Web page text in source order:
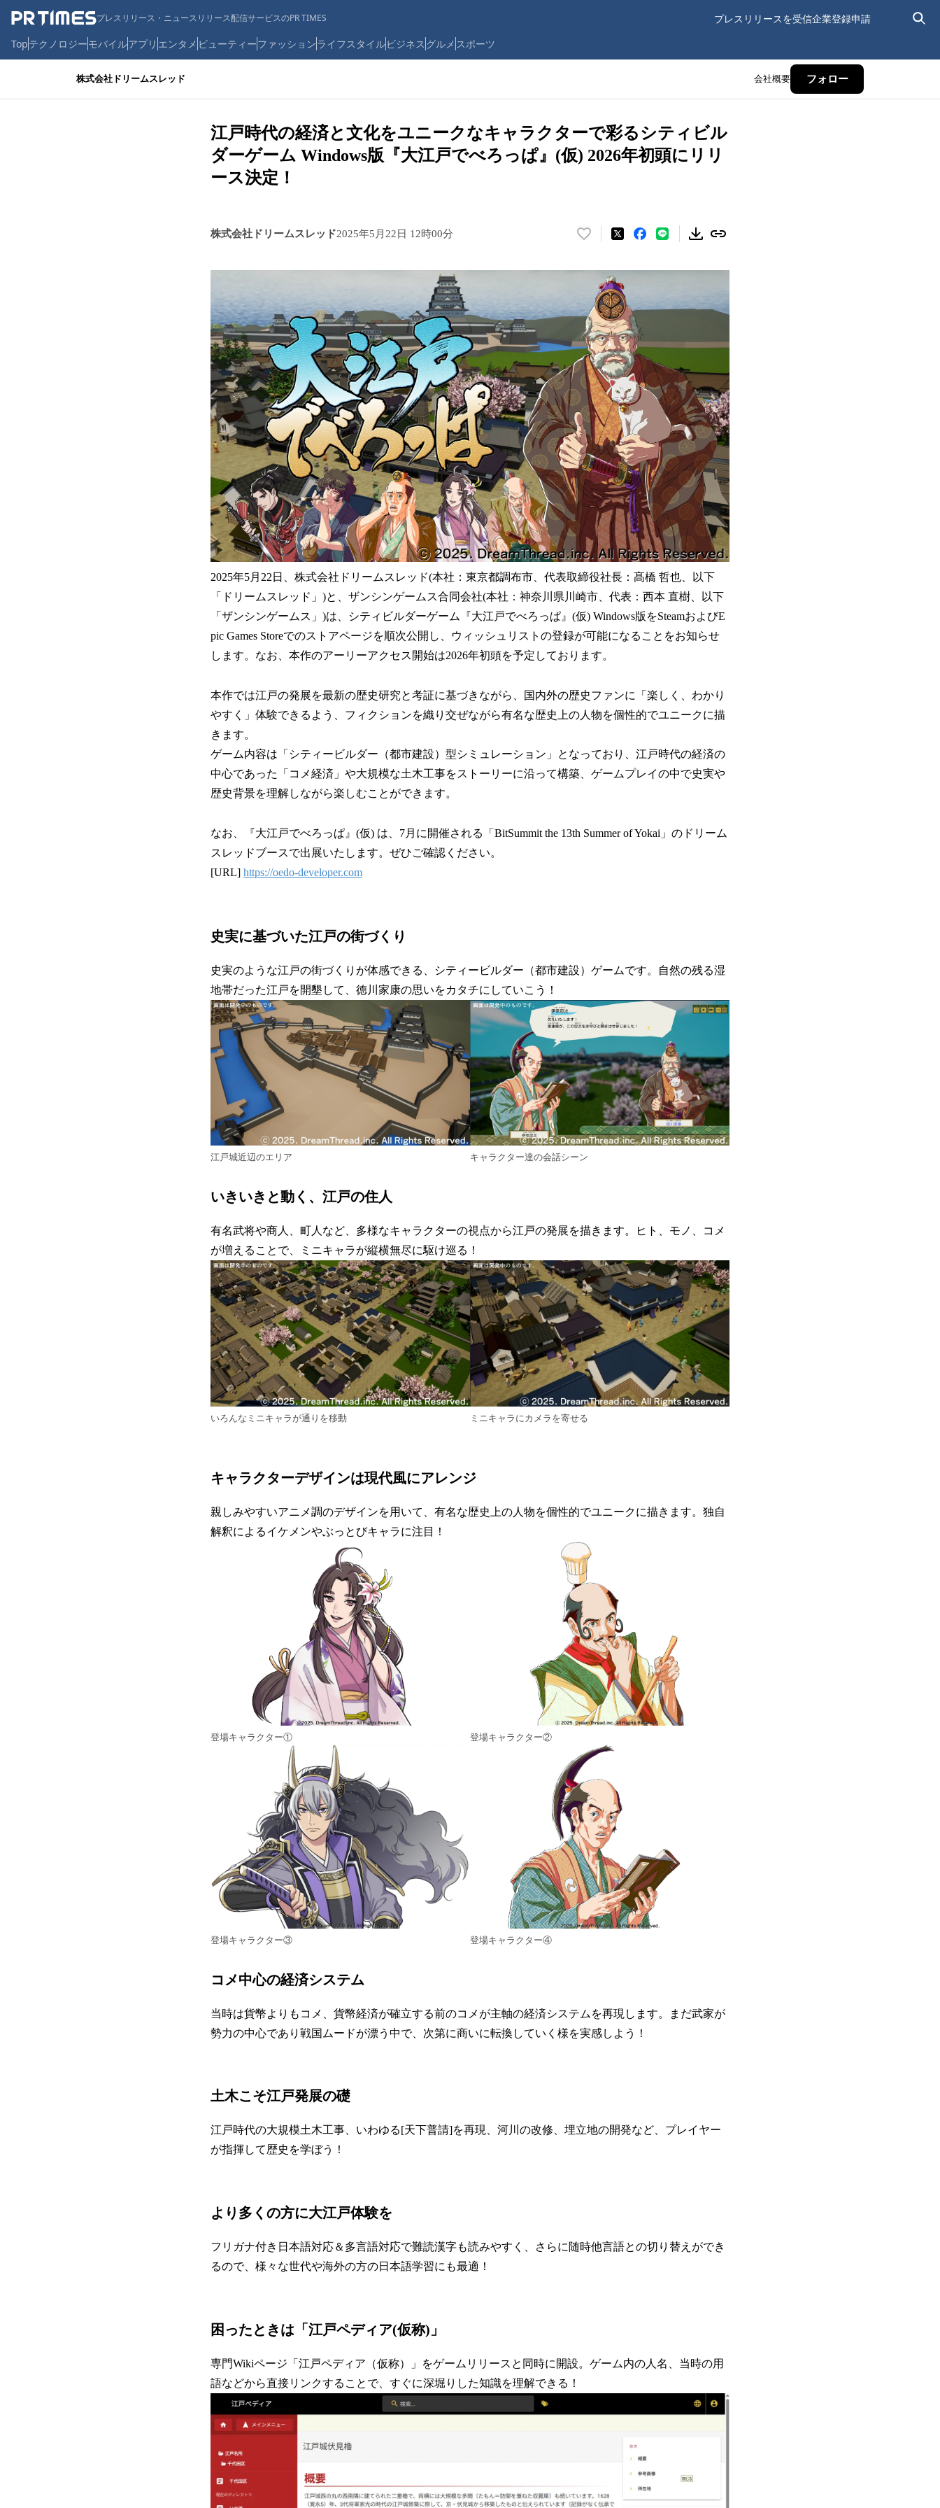
プレスリリース・ニュースリリース配信サービスのPR TIMES プレスリリースを受信企業登録申請
Topテクノロジーモバイルアプリ エンタメ ビューティーファッションライフスタイルビジネス グルメ スポーツ
株式会社ドリームスレッド 会社概要 フォロー
江戸時代の経済と文化をユニークなキャラクターで彩るシティビル
ダーゲーム Windows版『大江戸でべろっぱ』(仮) 2026年初頭にリリ
ース決定！
株式会社ドリームスレッド2025年5月22日 12時00分
い
ね
数
を
読
み
込
み
中
で
す
2025年5月22日、株式会社ドリームスレッド(本社：東京都調布市、代表取締役社長：髙橋 哲也、以下
「ドリームスレッド」)と、ザンシンゲームス合同会社(本社：神奈川県川崎市、代表：西本 直樹、以下
「ザンシンゲームス」)は、シティビルダーゲーム『大江戸でべろっぱ』(仮) Windows版をSteamおよびE
pic Games Storeでのストアページを順次公開し、ウィッシュリストの登録が可能になることをお知らせ
します。なお、本作のアーリーアクセス開始は2026年初頭を予定しております。
本作では江戸の発展を最新の歴史研究と考証に基づきながら、国内外の歴史ファンに「楽しく、わかり
やすく」体験できるよう、フィクションを織り交ぜながら有名な歴史上の人物を個性的でユニークに描
きます。
ゲーム内容は「シティービルダー（都市建設）型シミュレーション」となっており、江戸時代の経済の
中心であった「コメ経済」や大規模な土木工事をストーリーに沿って構築、ゲームプレイの中で史実や
歴史背景を理解しながら楽しむことができます。
なお、『大江戸でべろっぱ』(仮) は、7月に開催される「BitSummit the 13th Summer of Yokai」のドリーム
スレッドブースで出展いたします。ぜひご確認ください。
[URL] https://oedo-developer.com
史実に基づいた江戸の街づくり
史実のような江戸の街づくりが体感できる、シティービルダー（都市建設）ゲームです。自然の残る湿
地帯だった江戸を開墾して、徳川家康の思いをカタチにしていこう！
江戸城近辺のエリア キャラクター達の会話シーン
いきいきと動く、江戸の住人
有名武将や商人、町人など、多様なキャラクターの視点から江戸の発展を描きます。ヒト、モノ、コメ
が増えることで、ミニキャラが縦横無尽に駆け巡る！
いろんなミニキャラが通りを移動 ミニキャラにカメラを寄せる
キャラクターデザインは現代風にアレンジ
親しみやすいアニメ調のデザインを用いて、有名な歴史上の人物を個性的でユニークに描きます。独自
解釈によるイケメンやぶっとびキャラに注目！
登場キャラクター① 登場キャラクター②
登場キャラクター③ 登場キャラクター④
コメ中心の経済システム
当時は貨幣よりもコメ、貨幣経済が確立する前のコメが主軸の経済システムを再現します。まだ武家が
勢力の中心であり戦国ムードが漂う中で、次第に商いに転換していく様を実感しよう！
土木こそ江戸発展の礎
江戸時代の大規模土木工事、いわゆる[天下普請]を再現、河川の改修、埋立地の開発など、プレイヤー
が指揮して歴史を学ぼう！
より多くの方に大江戸体験を
フリガナ付き日本語対応＆多言語対応で難読漢字も読みやすく、さらに随時他言語との切り替えができ
るので、様々な世代や海外の方の日本語学習にも最適！
困ったときは「江戸ペディア(仮称)」
専門Wikiページ「江戸ペディア（仮称）」をゲームリリースと同時に開設。ゲーム内の人名、当時の用
語などから直接リンクすることで、すぐに深堀りした知識を理解できる！